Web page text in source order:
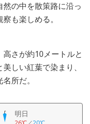
の中を散策路に沿っ
も楽しめる。
さが約10メートルと
しい紅葉で染まり、
所だ。
明日